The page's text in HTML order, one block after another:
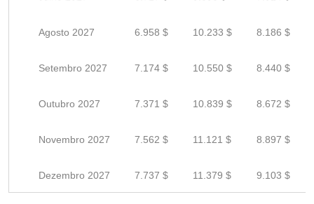
Agosto 2027 6.958 $ 10.233 $ 8.186 $
Setembro 2027 7.174 $ 10.550 $ 8.440 $
Outubro 2027 7.371 $ 10.839 $ 8.672 $
Novembro 2027 7.562 $ 11.121 $ 8.897 $
Dezembro 2027 7.737 $ 11.379 $ 9.103 $